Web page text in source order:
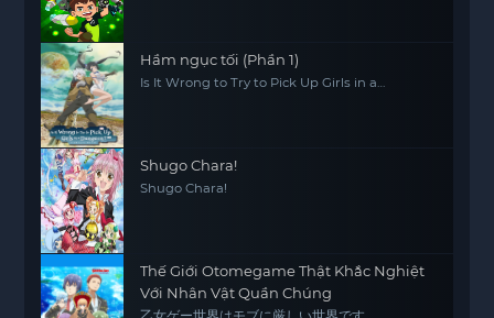
Hầm ngục tối (Phần 1)
Is It Wrong to Try to Pick Up Girls in a
Shugo Chara!
Shugo Chara!
Thế Giới Otomegame Thật Khắc Nghiệt
Với Nhân Vật Quần Chúng